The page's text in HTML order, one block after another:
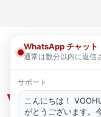
WhatsApp チャット
通常は数分以内に返信
サポート
こんにちは！
がとうございます。